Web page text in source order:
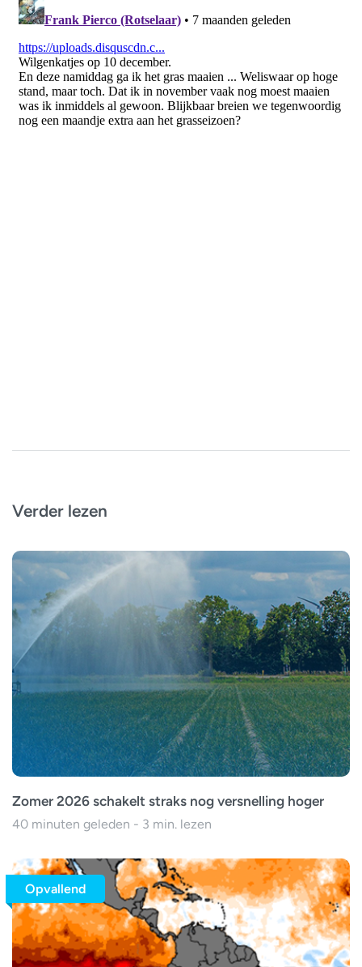
Verder lezen
Zomer 2026 schakelt straks nog versnelling hoger
40 minuten geleden - 3 min. lezen
Opvallend